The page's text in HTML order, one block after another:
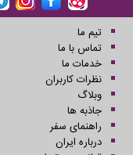
تیم ما
تماس با ما
خدمات ما
نظرات کاربران
وبلاگ
جاذبه ها
راهنمای سفر
درباره ایران